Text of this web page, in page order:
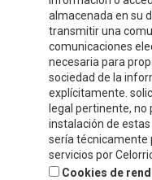
almacenada en su
transmitir una
comunicaciones
necesaria para
sociedad de la
explícitamente.
legal pertinente,
instalación de estas
sería técnicamente
servicios por
Cookies de
ZONA PRIVADA
¡ESCRÍBENOS!